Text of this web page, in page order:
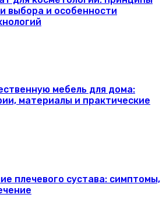
выбора и особенности
мебель для дома:
материалы и практические
плечевого сустава: симптомы,